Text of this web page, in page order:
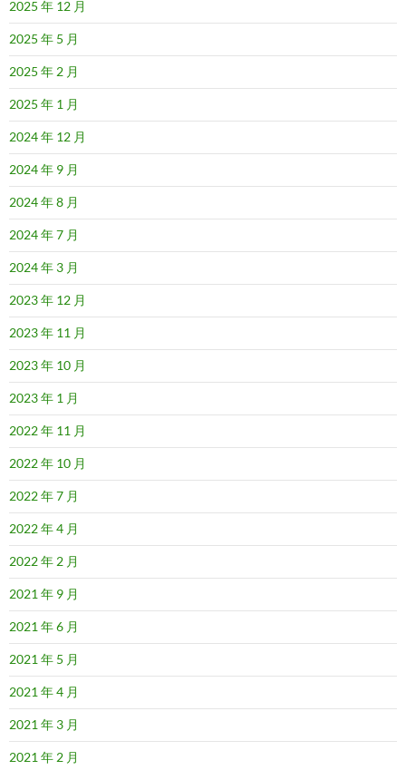
2025 年 12 月
2025 年 5 月
2025 年 2 月
2025 年 1 月
2024 年 12 月
2024 年 9 月
2024 年 8 月
2024 年 7 月
2024 年 3 月
2023 年 12 月
2023 年 11 月
2023 年 10 月
2023 年 1 月
2022 年 11 月
2022 年 10 月
2022 年 7 月
2022 年 4 月
2022 年 2 月
2021 年 9 月
2021 年 6 月
2021 年 5 月
2021 年 4 月
2021 年 3 月
2021 年 2 月